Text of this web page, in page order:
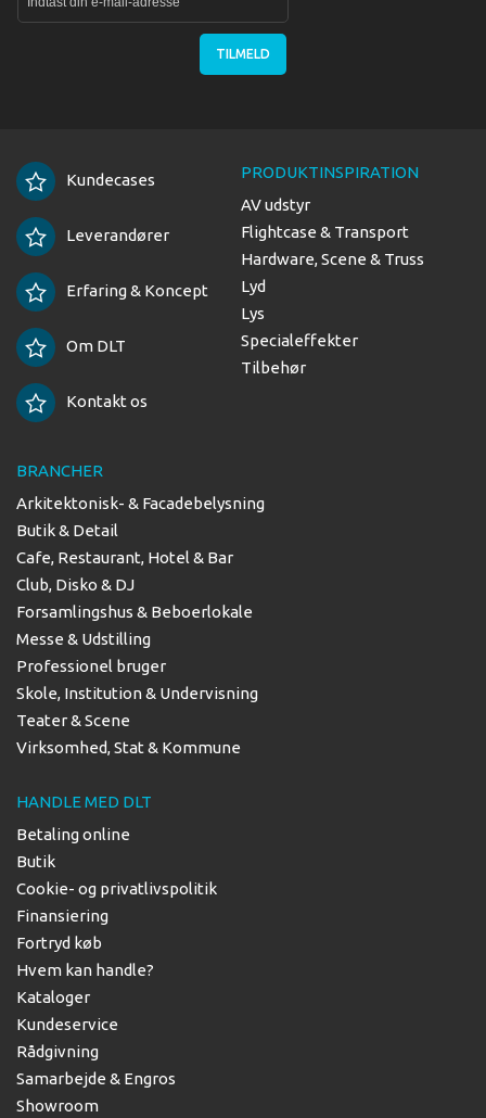
TILMELD
Kundecases
Leverandører
Erfaring & Koncept
Om DLT
Kontakt os
PRODUKTINSPIRATION
AV udstyr
Flightcase & Transport
Hardware, Scene & Truss
Lyd
Lys
Specialeffekter
Tilbehør
BRANCHER
Arkitektonisk- & Facadebelysning
Butik & Detail
Cafe, Restaurant, Hotel & Bar
Club, Disko & DJ
Forsamlingshus & Beboerlokale
Messe & Udstilling
Professionel bruger
Skole, Institution & Undervisning
Teater & Scene
Virksomhed, Stat & Kommune
HANDLE MED DLT
Betaling online
Butik
Cookie- og privatlivspolitik
Finansiering
Fortryd køb
Hvem kan handle?
Kataloger
Kundeservice
Rådgivning
Samarbejde & Engros
Showroom